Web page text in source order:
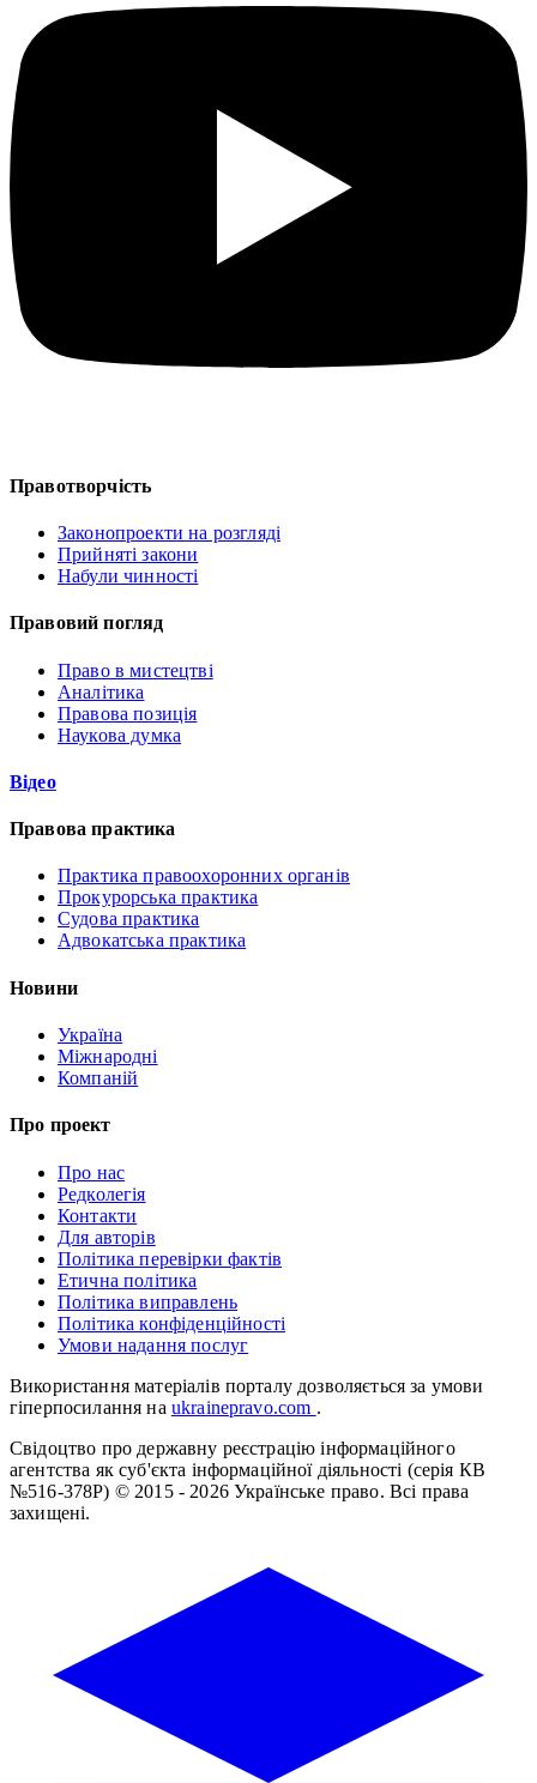
Правотворчість
Законопроекти на розгляді
Прийняті закони
Набули чинності
Правовий погляд
Право в мистецтві
Аналітика
Правова позиція
Наукова думка
Відео
Правова практика
Практика правоохоронних органів
Прокурорська практика
Судова практика
Адвокатська практика
Новини
Україна
Міжнародні
Компаній
Про проект
Про нас
Редколегія
Контакти
Для авторів
Політика перевірки фактів
Етична політика
Політика виправлень
Політика конфіденційності
Умови надання послуг
Використання матеріалів порталу дозволяється за умови
гіперпосилання на ukrainepravo.com .
Свідоцтво про державну реєстрацію інформаційного
агентства як суб'єкта інформаційної діяльності (серія КВ
№516-378Р) © 2015 - 2026 Українське право. Всі права
захищені.